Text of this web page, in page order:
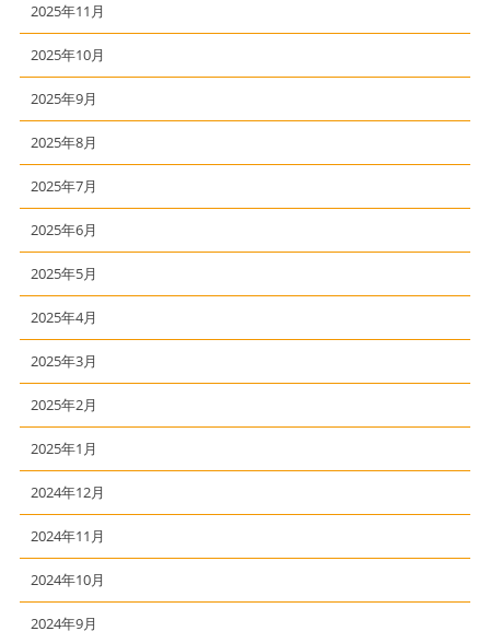
2025年11月
2025年10月
2025年9月
2025年8月
2025年7月
2025年6月
2025年5月
2025年4月
2025年3月
2025年2月
2025年1月
2024年12月
2024年11月
2024年10月
2024年9月